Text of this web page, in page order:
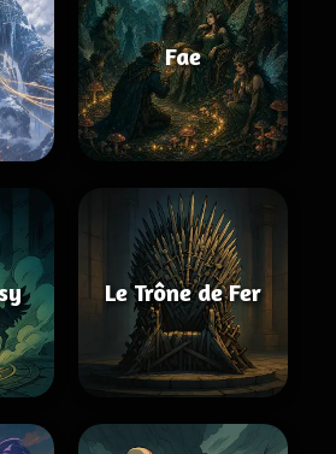
Fae
Le Trône de Fer